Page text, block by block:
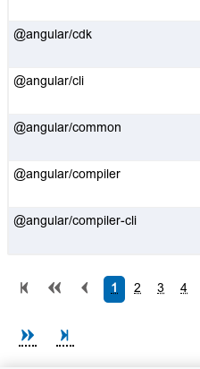
@angular/cdk
@angular/cli
@angular/common
@angular/compiler
@angular/compiler-cli
1
2 3 4